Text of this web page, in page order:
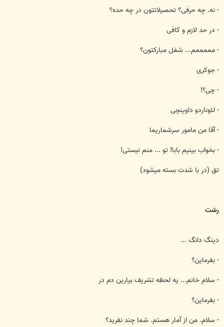
- نه. چه حرفی؟ تحصيلاتتون در چه حده؟
- در حد لازم و كافی
- مممممم... شغل مباركتون؟
- جوكری
- چی؟!
- لئوناردو داوينچی
- آقا من مامور سرشماريما
- بخواب بينيم بابا! تو ... منم نيستی!
تق (در با شدت بسته ميشود)
رشت
دينگ دانگ ...
- بفرماين؟
- سلام خانم... يه لحظه تشريف بيارين دم در
- بفرماين؟
- سلام. من از آمار هستم. شما چند نفريد؟